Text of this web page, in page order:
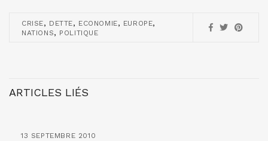
CRISE, DETTE, ECONOMIE, EUROPE,
NATIONS, POLITIQUE
ARTICLES LIÉS
13 SEPTEMBRE 2010